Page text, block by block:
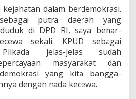
s
i
kejahatan dalam berdemokrasi.
putra daerah yang
di DPD RI, saya benar-
sekali. KPUD sebagai
Pilkada jelas-jelas sudah
masyarakat dan
yang kita bangga-
dengan nada kecewa.